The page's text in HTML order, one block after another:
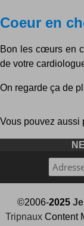
Coeur en
Bon les cœurs en
de votre
On regarde ça de
Vous pouvez aussi
©2006-2025
TripnauxContent